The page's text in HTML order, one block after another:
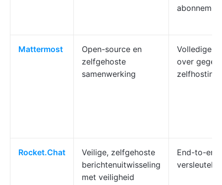
Mattermost
Open-source en
zelfgehoste
samenwerking
Volledige
over
zelfhosting
Rocket.Chat
Veilige, zelfgehoste
berichtenuitwisseling
met veiligheid
End-to-end